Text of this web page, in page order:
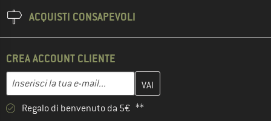
ACQUISTI CONSAPEVOLI
CREA ACCOUNT CLIENTE
Indirizzo e-mail
Inserisci qui il tuo indirizzo e-mail e crea il tuo account cliente
Regalo di benvenuto da 5€ **